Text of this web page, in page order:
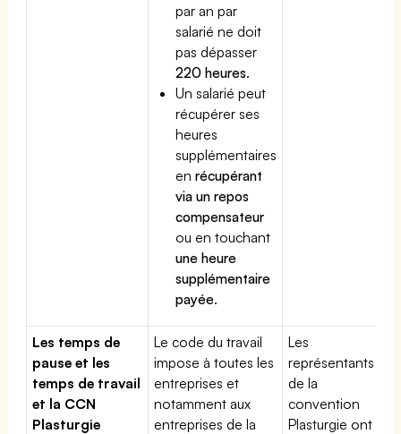
par an par
salarié ne doit
pas dépasser
220 heures.
Un salarié peut
récupérer ses
heures
supplémentaires
enrécupérant
via un repos
compensateur
ou en touchant
une heure
supplémentaire
payée.
Les temps de
pause et les
temps de travail
et la CCN
Plasturgie
Le code du travail
impose à toutes les
entreprises et
notamment aux
entreprises de la
Les
représentants
de la
convention
Plasturgie ont